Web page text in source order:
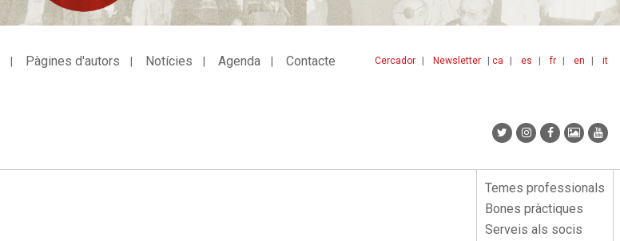
ca es fr en it
Cercador Newsletter
Pàgines d'autors Notícies Agenda Contacte
Menu
lateral
Temes professionals
Bones pràctiques
Serveis als socis